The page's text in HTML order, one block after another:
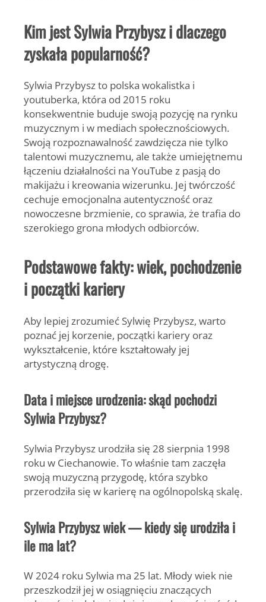
Kim jest Sylwia Przybysz i dlaczego
zyskała popularność?
Sylwia Przybyszto polska wokalistka i
youtuberka, która od 2015 roku
konsekwentnie buduje swoją pozycję na rynku
muzycznym i w mediach społecznościowych.
Swoją rozpoznawalność zawdzięcza nie tylko
talentowi muzycznemu, ale także umiejętnemu
łączeniu działalności na YouTube z pasją do
makijażu i kreowania wizerunku. Jej twórczość
cechuje emocjonalna autentyczność oraz
nowoczesne brzmienie, co sprawia, że trafia do
szerokiego grona młodych odbiorców.
Podstawowe fakty: wiek, pochodzenie
i początki kariery
Aby lepiej zrozumieć Sylwię Przybysz, warto
poznać jej korzenie, początki kariery oraz
wykształcenie, które kształtowały jej
artystyczną drogę.
Data i miejsce urodzenia: skąd pochodzi
Sylwia Przybysz?
Sylwia Przybysz urodziła się 28 sierpnia 1998
roku w Ciechanowie. To właśnie tam zaczęła
swoją muzyczną przygodę, która szybko
przerodziła się w karierę na ogólnopolską skalę.
Sylwia Przybysz wiek — kiedy się urodziła i
ile ma lat?
W 2024 roku Sylwia ma 25 lat. Młody wiek nie
przeszkodził jej w osiągnięciu znaczących